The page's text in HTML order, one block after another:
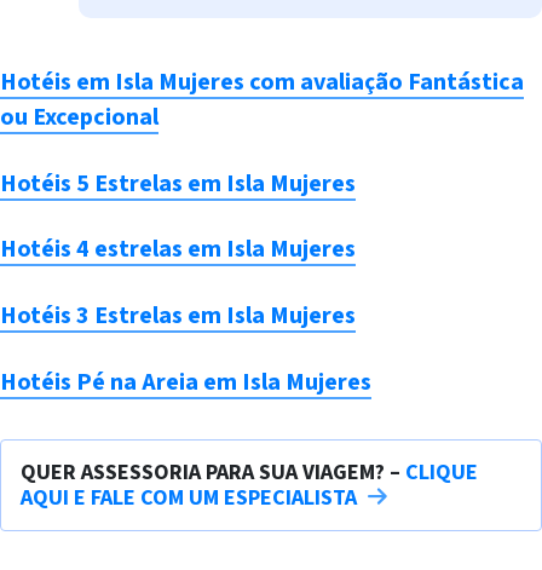
Hotéis em Isla Mujeres com avaliação Fantástica
ou Excepcional
Hotéis 5 Estrelas em Isla Mujeres
Hotéis 4 estrelas em Isla Mujeres
Hotéis 3 Estrelas em Isla Mujeres
Hotéis Pé na Areia em Isla Mujeres
QUER ASSESSORIA PARA SUA VIAGEM? – CLIQUE
AQUI E FALE COM UM ESPECIALISTA